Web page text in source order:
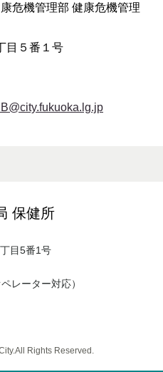
危機管理部 健康危機管理
目５番１号
保健所
目5番1号
レーター対応）
Rights Reserved.